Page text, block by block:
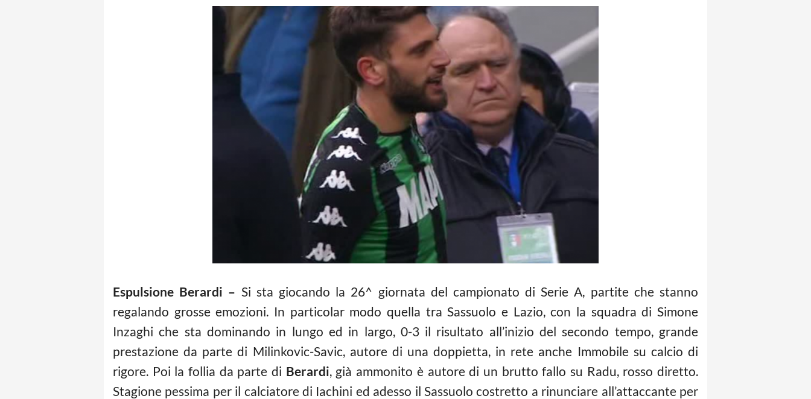
Espulsione Berardi – Si sta giocando la 26^ giornata del campionato di Serie A, partite che stanno
regalando grosse emozioni. In particolar modo quella tra Sassuolo e Lazio, con la squadra di Simone
Inzaghi che sta dominando in lungo ed in largo, 0-3 il risultato all’inizio del secondo tempo, grande
prestazione da parte di Milinkovic-Savic, autore di una doppietta, in rete anche Immobile su calcio di
rigore. Poi la follia da parte di Berardi, già ammonito è autore di un brutto fallo su Radu, rosso diretto.
Stagione pessima per il calciatore di Iachini ed adesso il Sassuolo costretto a rinunciare all’attaccante per